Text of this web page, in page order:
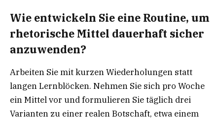
Wie entwickeln Sie eine Routine, um
rhetorische Mittel dauerhaft sicher
anzuwenden?
Arbeiten Sie mit kurzen Wiederholungen statt
langen Lernblöcken. Nehmen Sie sich pro Woche
ein Mittel vor und formulieren Sie täglich drei
Varianten zu einer realen Botschaft, etwa einem